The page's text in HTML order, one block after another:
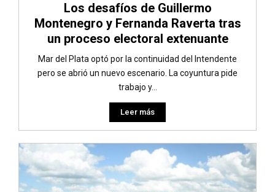
Los desafíos de Guillermo
Montenegro y Fernanda Raverta tras
un proceso electoral extenuante
Mar del Plata optó por la continuidad del Intendente
pero se abrió un nuevo escenario. La coyuntura pide
trabajo y...
Leer más